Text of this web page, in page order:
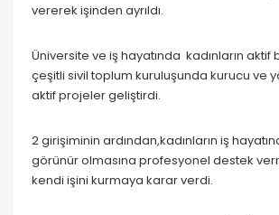
vererek işinden ayrıldı.
Üniversite ve iş hayatında kadınların aktif
çeşitli sivil toplum kuruluşunda kurucu ve
aktif projeler geliştirdi.
2 girişiminin ardından,kadınların iş
görünür olmasına profesyonel destek
kendi işini kurmaya karar verdi.